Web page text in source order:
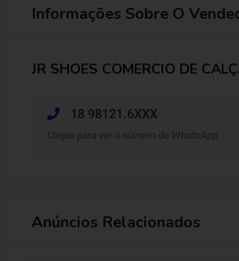
Informações Sobre O
JR SHOES COMERCIO DE
18 98121.6XXX
Clique para ver o número de WhatsApp
Anúncios Relacionados